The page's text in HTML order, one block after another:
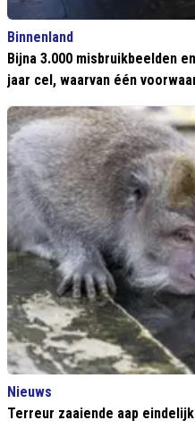
Binnenland
Bijna 3.000 misbruikbeelden
jaar cel, waarvan één
Nieuws
Terreur zaaiende aap